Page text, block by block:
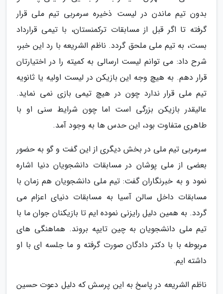
بدون تیم ماندن در لیست ذخیره سرمربی تیم ملی قرار
گرفته تا اگر قبل از مسابقات ترکمنستان، با تیمی قرارداد
بست، به تیم ملی ملحق گردد. ناظم الشریعه با رد این خبر،
شرح داد: می توانم لیست ارسالی به کمیته را در اختیارتان
قرار دهم. به هیچ وجه این بازیکن در لیست اولیه یا ثانویه
تیم ملی قرار ندارد چون در هیچ تیمی بازی نمی نماید.
عالیقدر بازیکن بزرگی است اما چون شرایط سنی او با
طاهری متفاوت بود، این حدس ها به وجود آمد.
سرمربی تیم ملی در بخش دیگری از این گفت و گو به حضور
بعضی از ملی پوشان در مسابقات دانشجویان دنیا اشاره
نمود و به خبرنگاران گفت: تیم ملی دانشجویان هم زمان با
مسابقات داخل سالن آسیا به مسابقات دنیای اعزام می
گردد. به همین دلیل رایزنی نموده ایم تا بازیکنان جوان ما با
تیم ملی دانشجویان به چین تایپه بروند. هماهنگی های
مربوطه با با دکتر دادگان صورت گرفته و ما جلسه ای با او
داشته ایم.
ناظم الشریعه در پاسخ به این پرسش که دلیل دعوت حسین